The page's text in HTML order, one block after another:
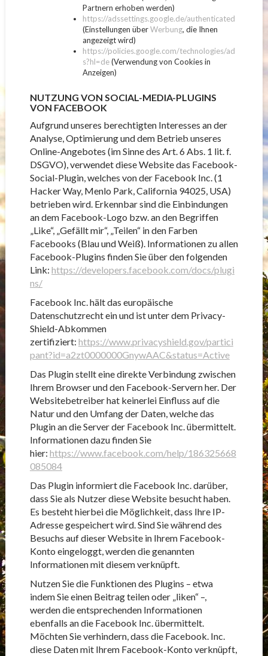
Partnern erhoben werden)
https://adssettings.google.de/authenticated
(Einstellungen überWerbung, die Ihnen
angezeigt wird)
https://policies.google.com/technologies/ad
s?hl=de(Verwendung von Cookies in
Anzeigen)
NUTZUNG VON SOCIAL-MEDIA-PLUGINS
VON FACEBOOK
Aufgrund unseres berechtigten Interesses an der
Analyse, Optimierung und dem Betrieb unseres
Online-Angebotes (im Sinne des Art. 6 Abs. 1 lit. f.
DSGVO), verwendet diese Website das Facebook-
Social-Plugin, welches von der Facebook Inc. (1
Hacker Way, Menlo Park, California 94025, USA)
betrieben wird. Erkennbar sind die Einbindungen
an dem Facebook-Logo bzw. an den Begriffen
„Like“, „Gefällt mir“, „Teilen“ in den Farben
Facebooks (Blau und Weiß). Informationen zu allen
Facebook-Plugins finden Sie über den folgenden
Link: https://developers.facebook.com/docs/plugi
ns/
Facebook Inc. hält das europäische
Datenschutzrecht ein und ist unter dem Privacy-
Shield-Abkommen
zertifiziert: https://www.privacyshield.gov/partici
pant?id=a2zt0000000GnywAAC&status=Active
Das Plugin stellt eine direkte Verbindung zwischen
Ihrem Browser und den Facebook-Servern her. Der
Websitebetreiber hat keinerlei Einfluss auf die
Natur und den Umfang der Daten, welche das
Plugin an die Server der Facebook Inc. übermittelt.
Informationen dazu finden Sie
hier: https://www.facebook.com/help/186325668
085084
Das Plugin informiert die Facebook Inc. darüber,
dass Sie als Nutzer diese Website besucht haben.
Es besteht hierbei die Möglichkeit, dass Ihre IP-
Adresse gespeichert wird. Sind Sie während des
Besuchs auf dieser Website in Ihrem Facebook-
Konto eingeloggt, werden die genannten
Informationen mit diesem verknüpft.
Nutzen Sie die Funktionen des Plugins – etwa
indem Sie einen Beitrag teilen oder „liken“ –,
werden die entsprechenden Informationen
ebenfalls an die Facebook Inc. übermittelt.
Möchten Sie verhindern, dass die Facebook. Inc.
diese Daten mit Ihrem Facebook-Konto verknüpft,